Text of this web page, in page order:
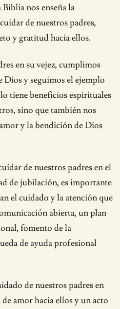
nos enseña la
de nuestros padres,
y gratitud hacia ellos.
en su vejez, cumplimos
Dios y seguimos el ejemplo
tiene beneficios espirituales
sino que también nos
y la bendición de Dios
de nuestros padres en el
de jubilación, es importante
el cuidado y la atención que
abierta, un plan
fomento de la
de ayuda profesional
de nuestros padres en
amor hacia ellos y un acto